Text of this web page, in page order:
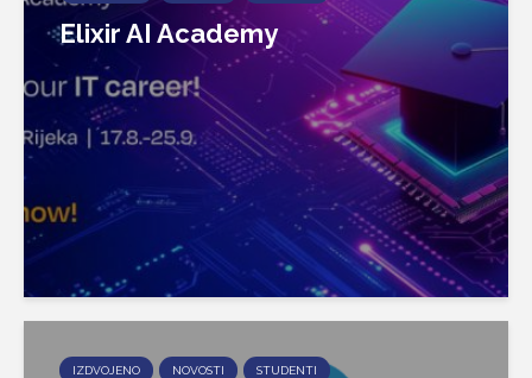
Elixir AI Academy
IZDVOJENO NOVOSTI STUDENTI